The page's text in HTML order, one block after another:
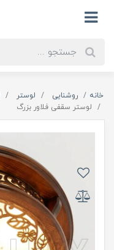
خانه روشنایی لوستر
لوستر سقفی فلاور بزرگ